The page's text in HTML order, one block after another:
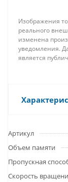
Изображения
реального
изменена
уведомления.
является
Артикул
Объем памяти
Пропускная
Скорость